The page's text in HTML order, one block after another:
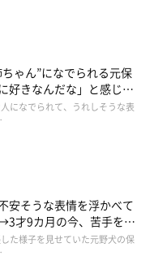
メくんは、現在4才にな
えん坊な性格のコに成長
座っていると、必ず膝の
。
ゃん”になでられる元保
きなんだな」と感じる
になでられて、うれしそうな表
安そうな表情を浮かべて
才9カ月の今、苦手を克
に成長！
た様子を見せていた元野犬の保